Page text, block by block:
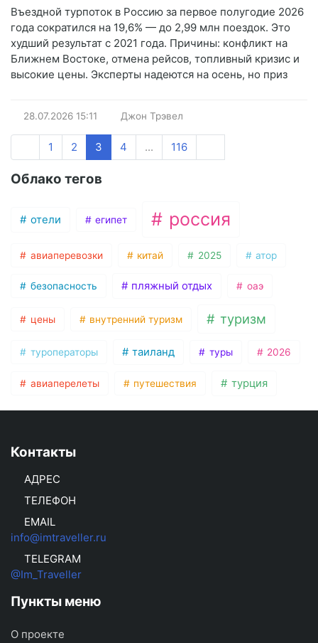
Въездной турпоток в Россию за первое полугодие 2026
года сократился на 19,6% — до 2,99 млн поездок. Это
худший результат с 2021 года. Причины: конфликт на
Ближнем Востоке, отмена рейсов, топливный кризис и
высокие цены. Эксперты надеются на осень, но приз
28.07.2026 15:11 Джон Трэвел
1 2 3 4 ... 116
Облако тегов
отели египет россия
авиаперевозки китай 2025 атор
безопасность пляжный отдых оаэ
цены внутренний туризм туризм
туроператоры таиланд туры 2026
авиаперелеты путешествия турция
Контакты
АДРЕС
ТЕЛЕФОН
EMAIL
info@imtraveller.ru
TELEGRAM
@Im_Traveller
Пункты меню
О проекте